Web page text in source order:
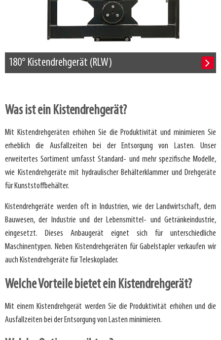
180° Kistendrehgerät (RLW)
Was ist ein Kistendrehgerät?
Mit Kistendrehgeräten erhöhen Sie die Produktivität und minimieren Sie
erheblich die Ausfallzeiten bei der Entsorgung von Lasten. Unser
erweitertes Sortiment umfasst Standard- und mehr spezifische Modelle,
wie Kistendrehgeräte mit hydraulischer Behälterklammer und Drehgeräte
für Kunststoffbehälter.
Kistendrehgeräte werden oft in Industrien, wie der Landwirtschaft, dem
Bauwesen, der Industrie und der Lebensmittel- und Getränkeindustrie,
eingesetzt. Dieses Anbaugerät eignet sich für unterschiedliche
Maschinentypen. Neben Kistendrehgeräten für Gabelstapler verkaufen wir
auch Kistendrehgeräte für Teleskoplader.
Welche Vorteile bietet ein Kistendrehgerät?
Mit einem Kistendrehgerät werden Sie die Produktivität erhöhen und die
Ausfallzeiten bei der Entsorgung von Lasten minimieren.